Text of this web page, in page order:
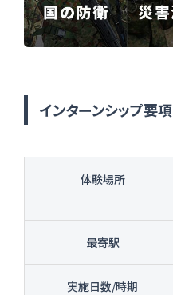
インターンシップ要項
体験場所
最寄駅
実施日数/時期